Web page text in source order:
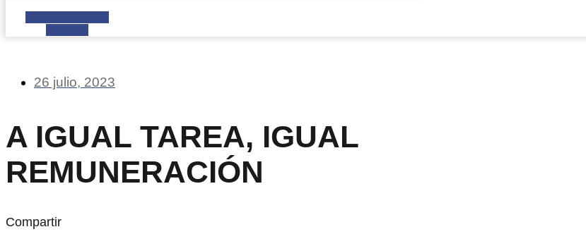
26 julio, 2023
A IGUAL TAREA, IGUAL
REMUNERACIÓN
Compartir